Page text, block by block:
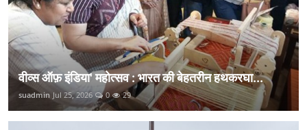
वीव्स ऑफ़ इंडिया' महोत्सव : भारत की बेहतरीन हथकरघा...
suadmin Jul 25, 2026 0 29